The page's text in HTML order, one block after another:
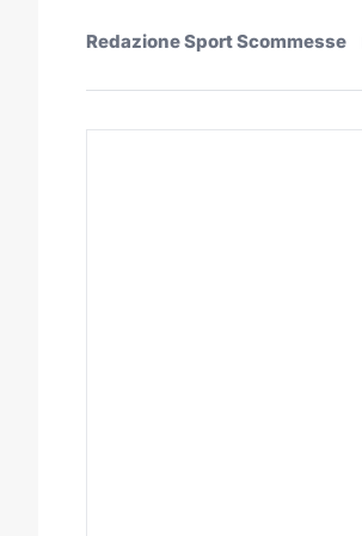
Redazione Sport Scommesse